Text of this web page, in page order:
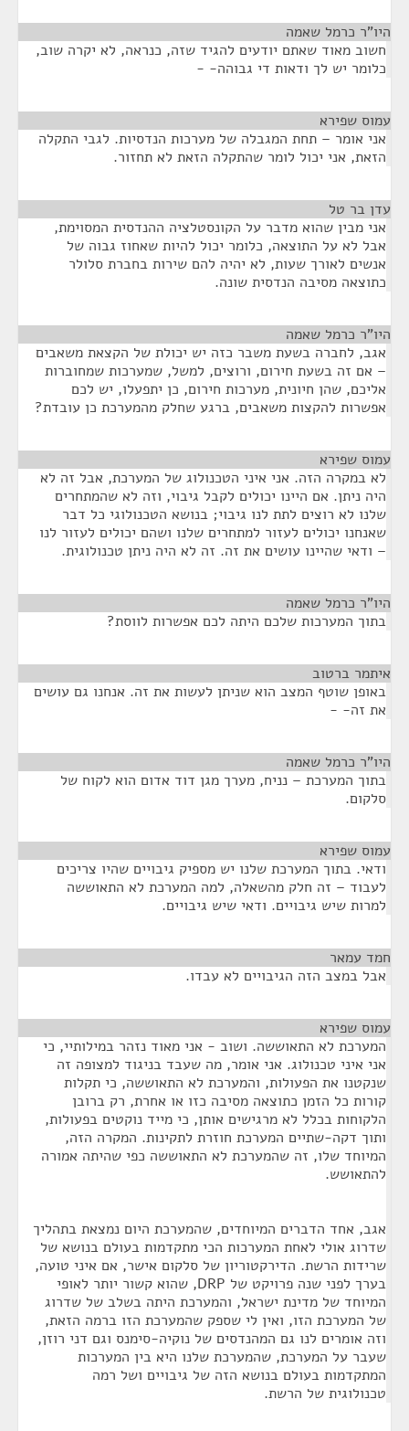
היו"ר כרמל שאמה
חשוב מאוד שאתם יודעים להגיד שזה, כנראה, לא יקרה שוב,
כלומר יש לך ודאות די גבוהה- -
עמוס שפירא
אני אומר – תחת המגבלה של מערכות הנדסיות. לגבי התקלה
הזאת, אני יכול לומר שהתקלה הזאת לא תחזור.
עדן בר טל
אני מבין שהוא מדבר על הקונסטלציה ההנדסית המסוימת,
אבל לא על התוצאה, כלומר יכול להיות שאחוז גבוה של
אנשים לאורך שעות, לא יהיה להם שירות בחברת סלולר
כתוצאה מסיבה הנדסית שונה.
היו"ר כרמל שאמה
אגב, לחברה בשעת משבר כזה יש יכולת של הקצאת משאבים
– אם זה בשעת חירום, ורוצים, למשל, שמערכות שמחוברות
אליכם, שהן חיונית, מערכות חירום, כן יתפעלו, יש לכם
אפשרות להקצות משאבים, ברגע שחלק מהמערכת כן עובדת?
עמוס שפירא
לא במקרה הזה. אני איני הטכנולוג של המערכת, אבל זה לא
היה ניתן. אם היינו יכולים לקבל גיבוי, וזה לא שהמתחרים
שלנו לא רוצים לתת לנו גיבוי; בנושא הטכנולוגי כל דבר
שאנחנו יכולים לעזור למתחרים שלנו ושהם יכולים לעזור לנו
– ודאי שהיינו עושים את זה. זה לא היה ניתן טכנולוגית.
היו"ר כרמל שאמה
בתוך המערכות שלכם היתה לכם אפשרות לווסת?
איתמר ברטוב
באופן שוטף המצב הוא שניתן לעשות את זה. אנחנו גם עושים
את זה- -
היו"ר כרמל שאמה
בתוך המערכת – נניח, מערך מגן דוד אדום הוא לקוח של
סלקום.
עמוס שפירא
ודאי. בתוך המערכת שלנו יש מספיק גיבויים שהיו צריכים
לעבוד – זה חלק מהשאלה, למה המערכת לא התאוששה
למרות שיש גיבויים. ודאי שיש גיבויים.
חמד עמאר
אבל במצב הזה הגיבויים לא עבדו.
עמוס שפירא
המערכת לא התאוששה. ושוב - אני מאוד נזהר במילותיי, כי
אני איני טכנולוג. אני אומר, מה שעבד בניגוד למצופה זה
שנקטנו את הפעולות, והמערכת לא התאוששה, כי תקלות
קורות כל הזמן כתוצאה מסיבה כזו או אחרת, רק ברובן
הלקוחות בכלל לא מרגישים אותן, כי מייד נוקטים בפעולות,
ותוך דקה-שתיים המערכת חוזרת לתקינות. המקרה הזה,
המיוחד שלו, זה שהמערכת לא התאוששה כפי שהיתה אמורה
להתאושש.
אגב, אחד הדברים המיוחדים, שהמערכת היום נמצאת בתהליך
שדרוג אולי לאחת המערכות הכי מתקדמות בעולם בנושא של
שרידות הרשת. הדירקטוריון של סלקום אישר, אם איני טועה,
בערך לפני שנה פרויקט של DRP, שהוא קשור יותר לאופי
המיוחד של מדינת ישראל, והמערכת היתה בשלב של שדרוג
של המערכת הזו, ואין לי שספק שהמערכת הזו ברמה הזאת,
וזה אומרים לנו גם המהנדסים של נוקיה-סימנס וגם דני רוזן,
שעבר על המערכת, שהמערכת שלנו היא בין המערכות
המתקדמות בעולם בנושא הזה של גיבויים ושל רמה
טכנולוגית של הרשת.